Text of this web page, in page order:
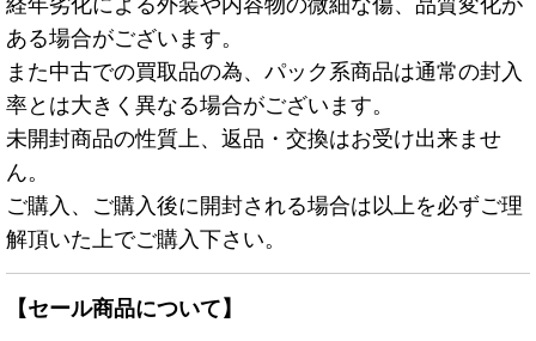
ある場合がございます。
また中古での買取品の為、パック系商品は通常の封入
率とは大きく異なる場合がございます。
未開封商品の性質上、返品・交換はお受け出来ませ
ん。
ご購入、ご購入後に開封される場合は以上を必ずご理
解頂いた上でご購入下さい。
【セール商品について】